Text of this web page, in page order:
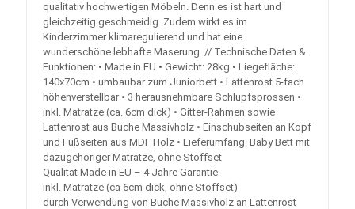
qualitativ hochwertigen Möbeln. Denn es ist hart und
gleichzeitig geschmeidig. Zudem wirkt es im
Kinderzimmer klimaregulierend und hat eine
wunderschöne lebhafte Maserung. // Technische Daten &
Funktionen: • Made in EU • Gewicht: 28kg • Liegefläche:
140x70cm • umbaubar zum Juniorbett • Lattenrost 5-fach
höhenverstellbar • 3 herausnehmbare Schlupfsprossen •
inkl. Matratze (ca. 6cm dick) • Gitter-Rahmen sowie
Lattenrost aus Buche Massivholz • Einschubseiten an Kopf
und Fußseiten aus MDF Holz • Lieferumfang: Baby Bett mit
dazugehöriger Matratze, ohne Stoffset
Qualität Made in EU – 4 Jahre Garantie
inkl. Matratze (ca 6cm dick, ohne Stoffset)
durch Verwendung von Buche Massivholz an Lattenrost